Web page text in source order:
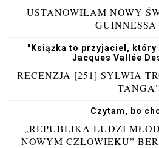
USTANOWIŁAM NOWY
GUINNESSA
"Książka to przyjaciel,
Jacques Vallée
RECENZJA [251] SYLWIA
TANGA"
Czytam, bo
„REPUBLIKA LUDZI
NOWYM CZŁOWIEKU”